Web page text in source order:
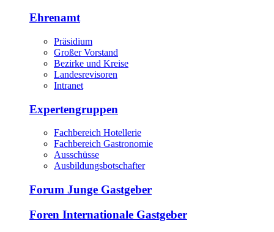
Ehrenamt
Präsidium
Großer Vorstand
Bezirke und Kreise
Landesrevisoren
Intranet
Expertengruppen
Fachbereich Hotellerie
Fachbereich Gastronomie
Ausschüsse
Ausbildungsbotschafter
Forum Junge Gastgeber
Foren Internationale Gastgeber